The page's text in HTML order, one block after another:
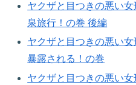
ヤクザと目つきの悪い
泉旅行！の巻 後編
ヤクザと目つきの悪い
暴露される！の巻​
ヤクザと目つきの悪い